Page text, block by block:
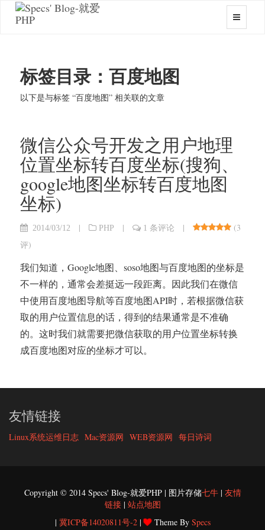
标签目录：百度地图
以下是与标签 “百度地图” 相关联的文章
微信公众号开发之用户地理
位置坐标转百度坐标(搜狗、
google地图坐标转百度地图
坐标)
2014/03/12 | PHP | 1 条评论 | (3
评)
我们知道，Google地图、soso地图与百度地图的坐标是
不一样的，通常会差挺远一段距离。因此我们在微信
中使用百度地图导航等百度地图API时，若根据微信获
取的用户位置信息的话，得到的结果通常是不准确
的。这时我们就需要把微信获取的用户位置坐标转换
成百度地图对应的坐标才可以。
友情链接
Linux系统运维日志 Mac资源网 WEB资源网 每日诗词
Copyright © 2014 Specs' Blog-就爱PHP | 图片存储七牛| 友情
链接| 站点地图
| 冀ICP备14020811号-2| Theme By Specs